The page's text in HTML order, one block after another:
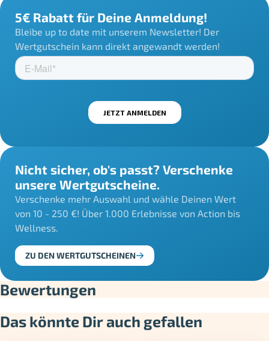
5€ Rabatt für Deine Anmeldung!
Bleibe up to date mit unserem Newsletter! Der
Wertgutschein kann direkt angewandt werden!
Nicht sicher, ob's passt? Verschenke
unsere Wertgutscheine.
Verschenke mehr Auswahl und wähle Deinen Wert
von 10 - 250 €! Über 1.000 Erlebnisse von Action bis
Wellness.
ZU DEN WERTGUTSCHEINEN
Bewertungen
Das könnte Dir auch gefallen